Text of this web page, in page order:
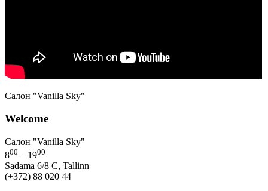
Салон "Vanilla Sky"
Welcome
Салон "Vanilla Sky"
800 – 1900
Sadama 6/8 C, Tallinn
(+372) 88 020 44